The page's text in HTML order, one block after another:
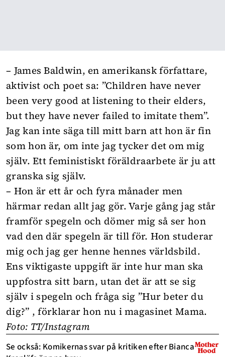
– James Baldwin, en amerikansk författare,
aktivist och poet sa: ”Children have never
been very good at listening to their elders,
but they have never failed to imitate them”.
Jag kan inte säga till mitt barn att hon är fin
som hon är, om inte jag tycker det om mig
själv. Ett feministiskt föräldraarbete är ju att
granska sig själv.
– Hon är ett år och fyra månader men
härmar redan allt jag gör. Varje gång jag står
framför spegeln och dömer mig så ser hon
vad den där spegeln är till för. Hon studerar
mig och jag ger henne hennes världsbild.
Ens viktigaste uppgift är inte hur man ska
uppfostra sitt barn, utan det är att se sig
själv i spegeln och fråga sig ”Hur beter du
dig?” , förklarar hon nu i magasinetMama.
Foto: TT/Instagram
Se också: Komikernas svar på kritiken efter Bianca